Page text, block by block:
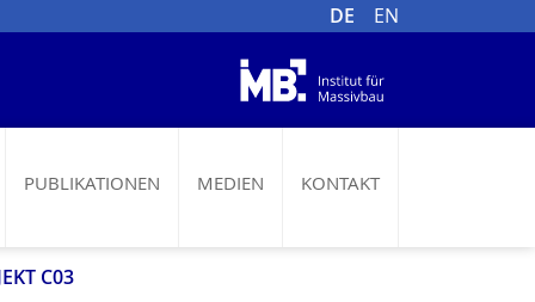
DE EN
PUBLIKATIONEN MEDIEN KONTAKT
C03